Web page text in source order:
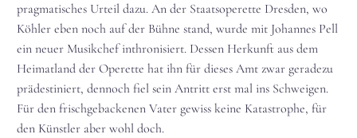
pragmatisches Urteil dazu. An der Staatsoperette Dresden, wo
Köhler eben noch auf der Bühne stand, wurde mit Johannes Pell
ein neuer Musikchef inthronisiert. Dessen Herkunft aus dem
Heimatland der Operette hat ihn für dieses Amt zwar geradezu
prädestiniert, dennoch fiel sein Antritt erst mal ins Schweigen.
Für den frischgebackenen Vater gewiss keine Katastrophe, für
den Künstler aber wohl doch.